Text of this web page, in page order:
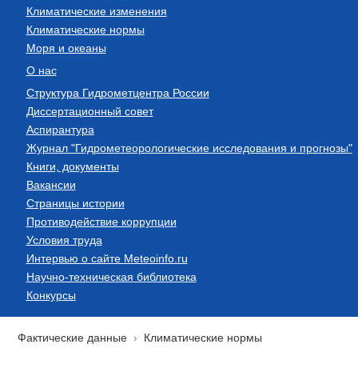
Климатические изменения
Климатические нормы
Моря и океаны
О нас
Структура Гидрометцентра России
Диссертационный совет
Аспирантура
Журнал "Гидрометеорологические исследования и прогнозы"
Книги, документы
Вакансии
Страницы истории
Противодействие коррупции
Условия труда
Интервью о сайте Meteoinfo.ru
Научно-техническая библиотека
Конкурсы
Фактические данные Климатические нормы